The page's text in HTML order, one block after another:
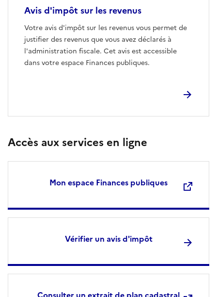
Avis d'impôt sur les revenus
Votre avis d'impôt sur les revenus vous permet de
justifier des revenus que vous avez déclarés à
l'administration fiscale. Cet avis est accessible
dans votre espace Finances publiques.
Accès aux services en ligne
Mon espace Finances publiques
Vérifier un avis d'impôt